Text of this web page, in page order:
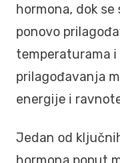
hormona, dok se
ponovo
temperaturama
prilagođavanja
energije i
Jedan od